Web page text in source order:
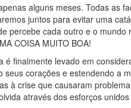
alguns meses. Todas as
juntos para evitar uma
percebe cada outro e o
COISA MUITO BOA!
finalmente levado em
seus corações e estendendo a
à crise que causaram
através dos esforços